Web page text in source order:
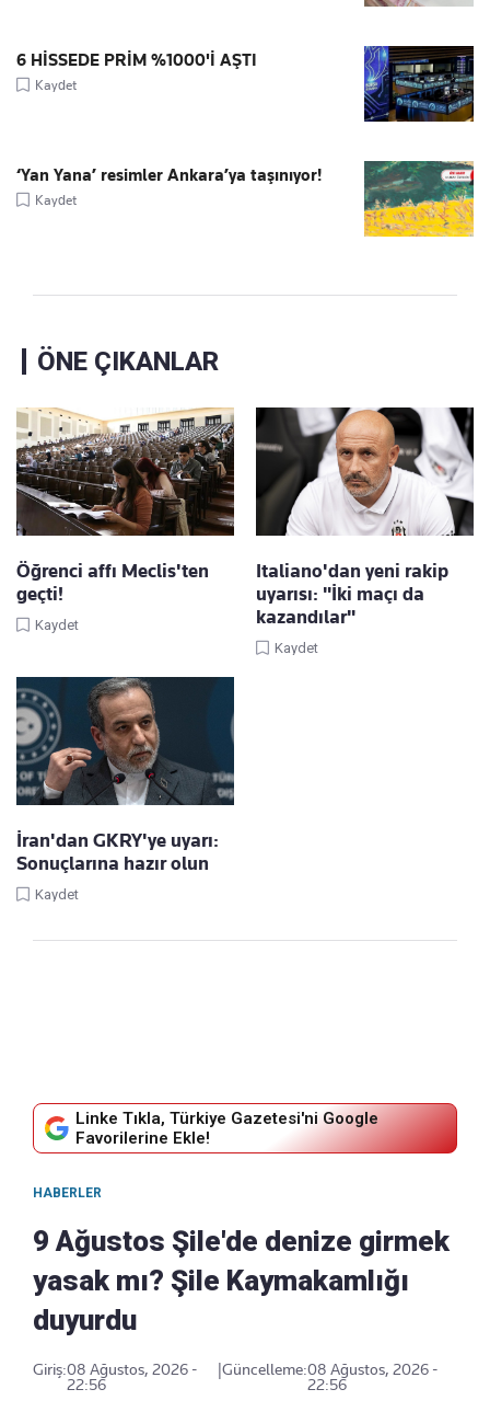
6 HİSSEDE PRİM %1000'İ AŞTI
Kaydet
‘Yan Yana’ resimler Ankara’ya taşınıyor!
Kaydet
ÖNE ÇIKANLAR
Öğrenci affı Meclis'ten
geçti!
Kaydet
Italiano'dan yeni rakip
uyarısı: "İki maçı da
kazandılar"
Kaydet
İran'dan GKRY'ye uyarı:
Sonuçlarına hazır olun
Kaydet
Linke Tıkla, Türkiye Gazetesi'ni Google
Favorilerine Ekle!
HABERLER
9 Ağustos Şile'de denize girmek
yasak mı? Şile Kaymakamlığı
duyurdu
Giriş:08 Ağustos, 2026 -
22:56
Güncelleme:08 Ağustos, 2026 -
22:56